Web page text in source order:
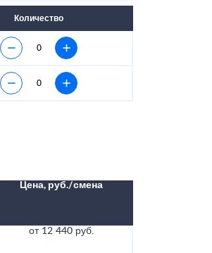
Количество
Цена, руб./смена
от 12 440 руб.